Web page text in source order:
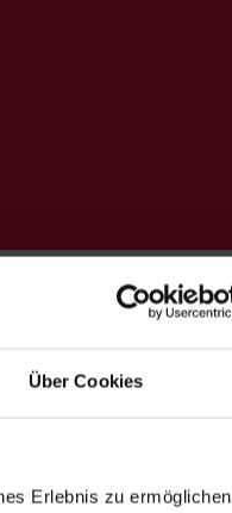
Über Cookies
Erlebnis zu ermöglichen